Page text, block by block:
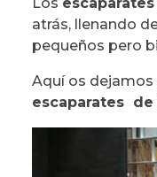
atrás, llenando
pequeños pero
Aquí os
escaparates de